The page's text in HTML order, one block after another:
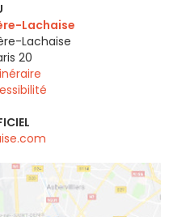
Lachaise
Lachaise
20